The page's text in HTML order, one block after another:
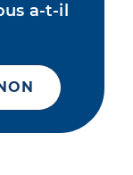
a-t-il